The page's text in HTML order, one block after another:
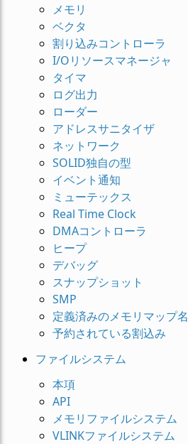
メモリ
ベクタ
割り込みコントローラ
I/Oリソースマネージャ
タイマ
ログ出力
ローダー
アドレスサニタイザ
ネットワーク
SOLID独自の型
イベント通知
ミューテックス
Real Time Clock
DMAコントローラ
ヒープ
デバッグ
スナップショット
SMP
定義済みのメモリマップ名
予約されている割込み
ファイルシステム
本項
API
メモリファイルシステム
VLINKファイルシステム